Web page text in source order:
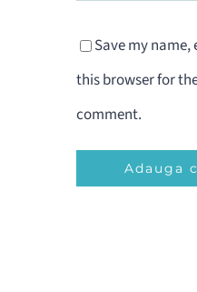
Save my
this browser for
comment.